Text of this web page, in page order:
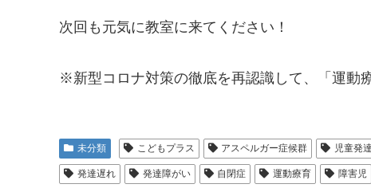
次回も元気に教室に来てください！
※新型コロナ対策の徹底を再認識して、「運動
未分類 こどもプラス アスペルガー症候群 児童発
発達遅れ 発達障がい 自閉症 運動療育 障害児